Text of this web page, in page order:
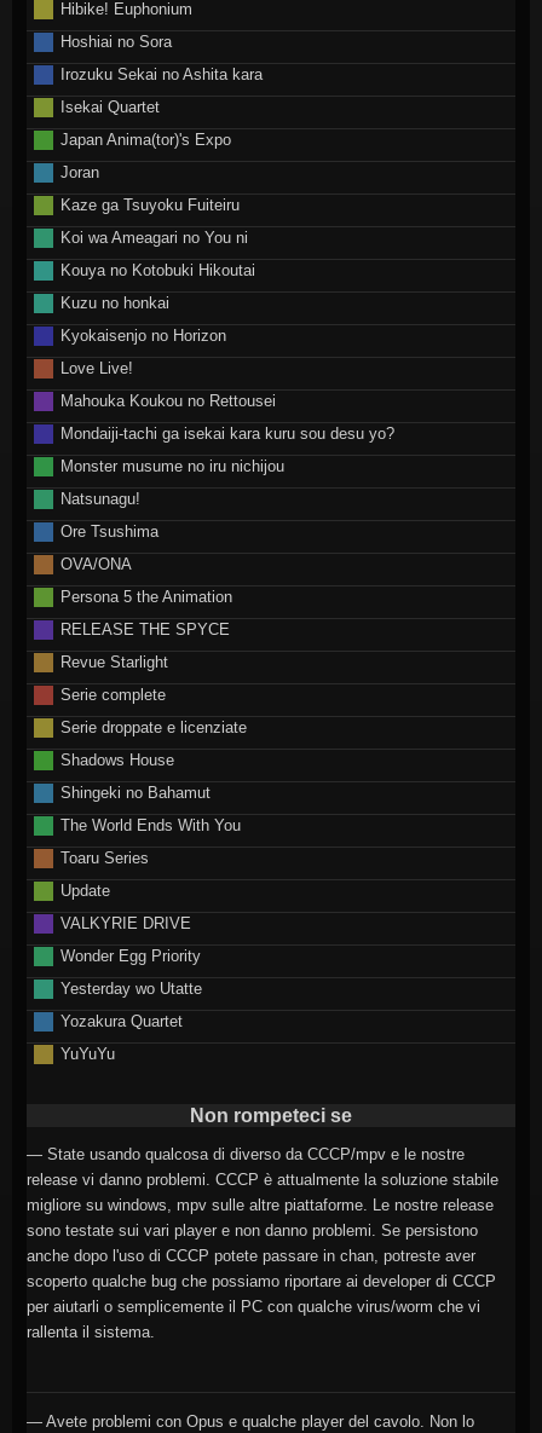
Hibike! Euphonium
Hoshiai no Sora
Irozuku Sekai no Ashita kara
Isekai Quartet
Japan Anima(tor)'s Expo
Joran
Kaze ga Tsuyoku Fuiteiru
Koi wa Ameagari no You ni
Kouya no Kotobuki Hikoutai
Kuzu no honkai
Kyokaisenjo no Horizon
Love Live!
Mahouka Koukou no Rettousei
Mondaiji-tachi ga isekai kara kuru sou desu yo?
Monster musume no iru nichijou
Natsunagu!
Ore Tsushima
OVA/ONA
Persona 5 the Animation
RELEASE THE SPYCE
Revue Starlight
Serie complete
Serie droppate e licenziate
Shadows House
Shingeki no Bahamut
The World Ends With You
Toaru Series
Update
VALKYRIE DRIVE
Wonder Egg Priority
Yesterday wo Utatte
Yozakura Quartet
YuYuYu
Non rompeteci se
— State usando qualcosa di diverso da CCCP/mpv e le nostre
release vi danno problemi. CCCP è attualmente la soluzione stabile
migliore su windows, mpv sulle altre piattaforme. Le nostre release
sono testate sui vari player e non danno problemi. Se persistono
anche dopo l'uso di CCCP potete passare in chan, potreste aver
scoperto qualche bug che possiamo riportare ai developer di CCCP
per aiutarli o semplicemente il PC con qualche virus/worm che vi
rallenta il sistema.
— Avete problemi con Opus e qualche player del cavolo. Non lo